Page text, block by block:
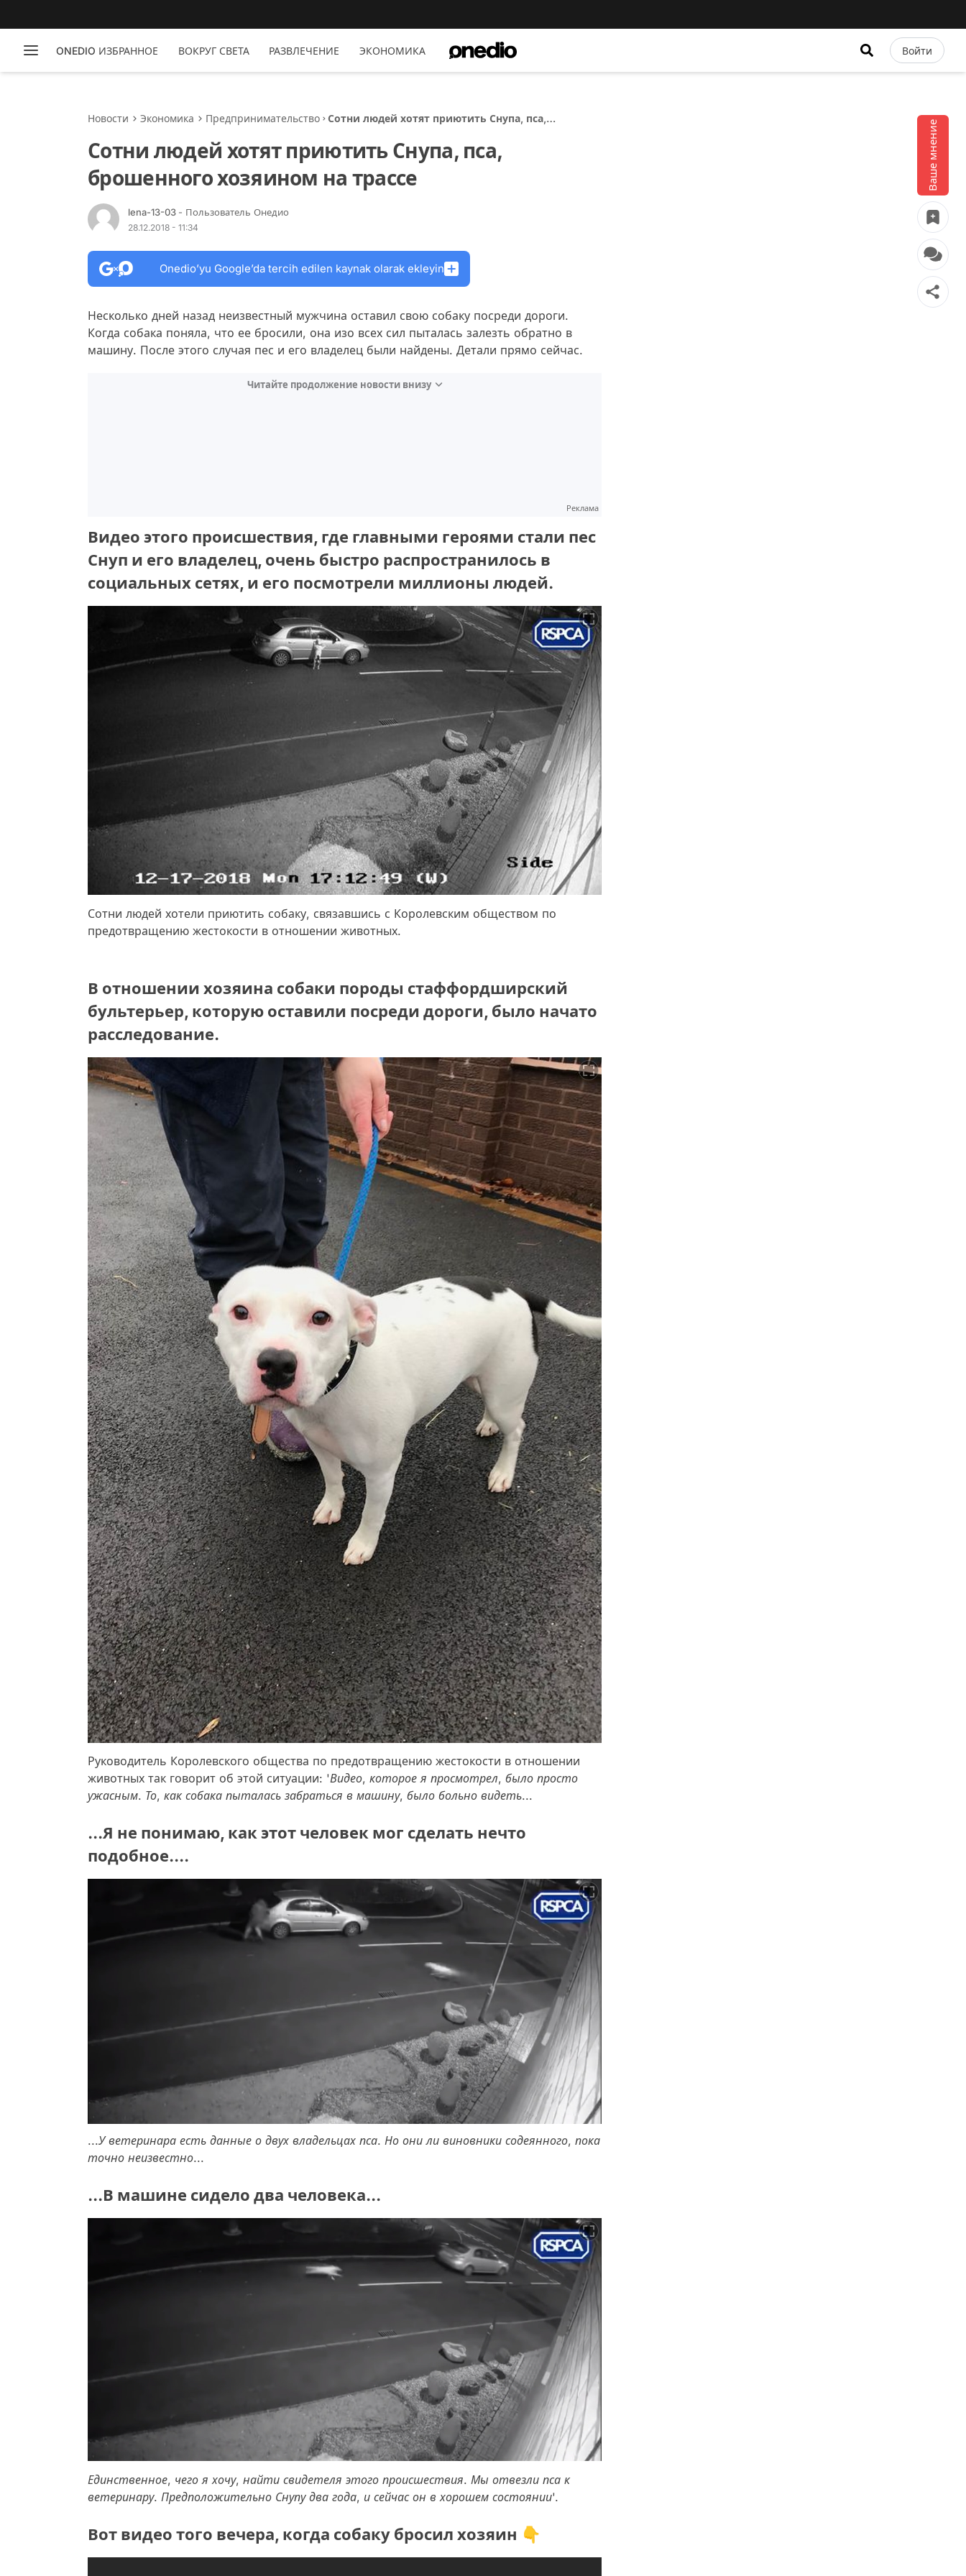
ONEDIO ИЗБРАННОЕ ВОКРУГ СВЕТА РАЗВЛЕЧЕНИЕ ЭКОНОМИКА Войти
Ваше мнение
Новости Экономика Предпринимательство
Сотни людей хотят приютить Снупа, пса,
Сотни людей хотят приютить Снупа, пса,
брошенного хозяином на трассе
lena-13-03 - Пользователь Онедио
28.12.2018 - 11:34
Onedio’yu Google’da tercih edilen kaynak olarak ekleyin
Несколько дней назад неизвестный мужчина оставил свою собаку посреди дороги.
Когда собака поняла, что ее бросили, она изо всех сил пыталась залезть обратно в
машину. После этого случая пес и его владелец были найдены. Детали прямо сейчас.
Читайте продолжение новости внизу
Реклама
Видео этого происшествия, где главными героями стали пес
Снуп и его владелец, очень быстро распространилось в
социальных сетях, и его посмотрели миллионы людей.
Сотни людей хотели приютить собаку, связавшись с Королевским обществом по
предотвращению жестокости в отношении животных.
В отношении хозяина собаки породы стаффордширский
бультерьер, которую оставили посреди дороги, было начато
расследование.
Руководитель Королевского общества по предотвращению жестокости в отношении
животных так говорит об этой ситуации: 'Видео, которое я просмотрел, было просто
ужасным. То, как собака пыталась забраться в машину, было больно видеть...
...Я не понимаю, как этот человек мог сделать нечто
подобное....
...У ветеринара есть данные о двух владельцах пса. Но они ли виновники содеянного, пока
точно неизвестно...
...В машине сидело два человека...
Единственное, чего я хочу, найти свидетеля этого происшествия. Мы отвезли пса к
ветеринару. Предположительно Снупу два года, и сейчас он в хорошем состоянии'.
Вот видео того вечера, когда собаку бросил хозяин 👇